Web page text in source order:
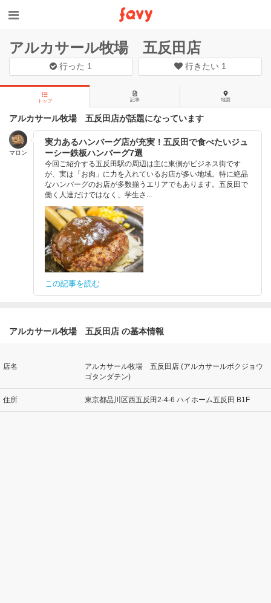
アルカサール牧場 五反田店
行った 1 行きたい 1
トップ 記事 地図
アルカサール牧場 五反田店が話題になっています
マロン
実力あるハンバーグ店が充実！五反田で食べたいジュ
ーシー鉄板ハンバーグ7選
今回ご紹介する五反田駅の周辺は主に東側がビジネス街です
が、実は「お肉」に力を入れているお店が多い地域。特に絶品
なハンバーグのお店が多数揃うエリアでもあります。五反田で
働く人達だけではなく、学生さ...
この記事を読む
アルカサール牧場 五反田店 の基本情報
店名
アルカサール牧場 五反田店 (アルカサールボクジョウ
ゴタンダテン)
住所 東京都品川区西五反田2-4-6 ハイホーム五反田 B1F